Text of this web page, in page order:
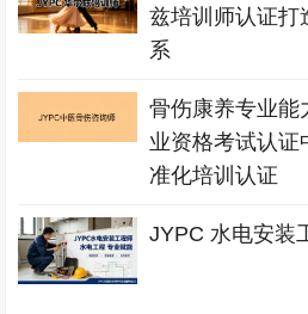
兹培训师认证打
系
骨伤康养专业能
业资格考试认证
准化培训认证
JYPC 水电安装